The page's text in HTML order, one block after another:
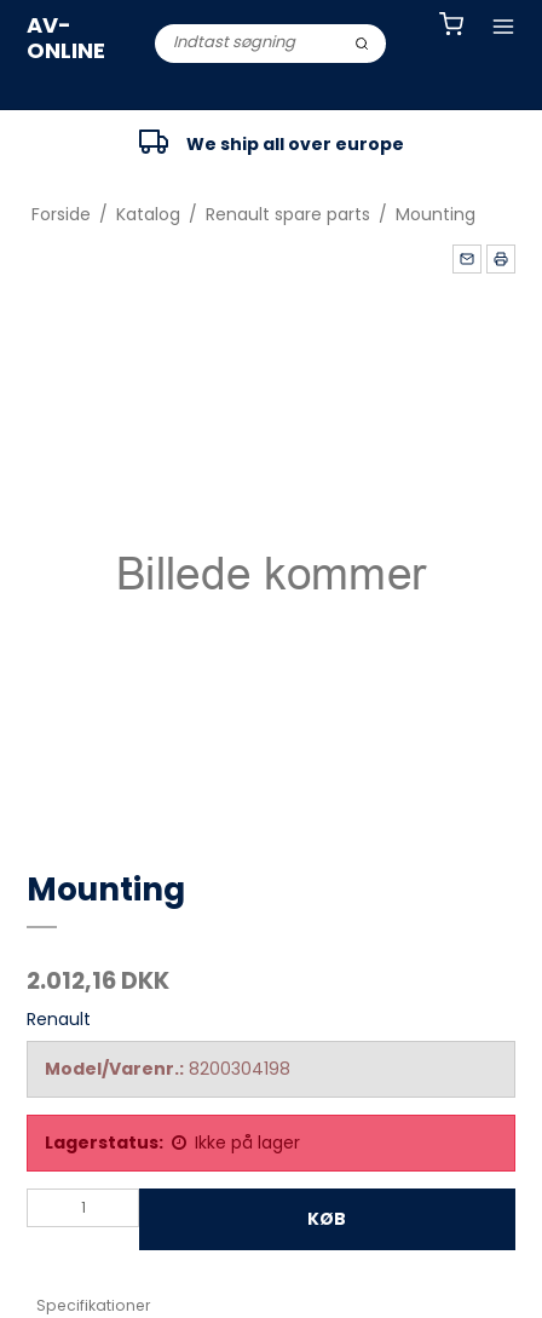
AV-
ONLINE
We ship all over europe
Forside / Katalog / Renault spare parts / Mounting
Mounting
2.012,16 DKK
Renault
Model/Varenr.: 8200304198
Lagerstatus: Ikke på lager
KØB
Specifikationer